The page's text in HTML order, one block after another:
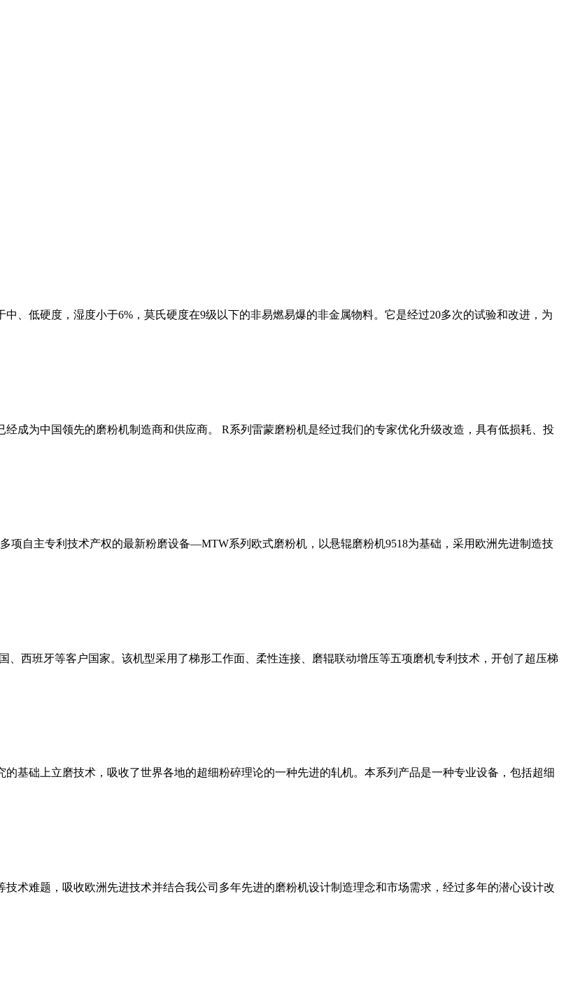
、低硬度，湿度小于6%，莫氏硬度在9级以下的非易燃易爆的非金属物料。它是经过20多次的试验和改进，为
成为中国领先的磨粉机制造商和供应商。 R系列雷蒙磨粉机是经过我们的专家优化升级改造，具有低损耗、投
项自主专利技术产权的最新粉磨设备—MTW系列欧式磨粉机，以悬辊磨粉机9518为基础，采用欧洲先进制造技
西班牙等客户国家。该机型采用了梯形工作面、柔性连接、磨辊联动增压等五项磨机专利技术，开创了超压梯
基础上立磨技术，吸收了世界各地的超细粉碎理论的一种先进的轧机。本系列产品是一种专业设备，包括超细
术难题，吸收欧洲先进技术并结合我公司多年先进的磨粉机设计制造理念和市场需求，经过多年的潜心设计改